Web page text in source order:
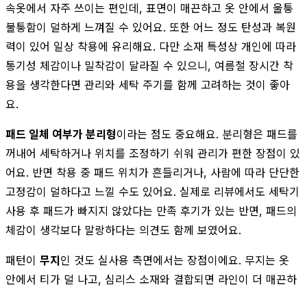
속옷에서 자주 쓰이는 편인데, 표면이 매끈하고 옷 안에서 울퉁
불퉁함이 덜하게 느껴질 수 있어요. 또한 어느 정도 탄성과 복원
력이 있어 일상 착용에 유리해요. 다만 소재 특성상 개인에 따라
통기성 체감이나 밀착감이 달라질 수 있으니, 여름철 장시간 착
용을 생각한다면 관리와 세탁 주기를 함께 고려하는 것이 좋아
요.
패드 일체 여부가 분리형이라는 점도 중요해요. 분리형은 패드를
꺼내어 세탁하거나 위치를 조정하기 쉬워 관리가 편한 장점이 있
어요. 반면 착용 중 패드 위치가 흔들리거나, 사람에 따라 단단한
고정감이 덜하다고 느낄 수도 있어요. 실제로 리뷰에서도 세탁기
사용 후 패드가 빠지지 않았다는 만족 후기가 있는 반면, 패드의
체감이 생각보다 말랑하다는 의견도 함께 보였어요.
패턴이 무지인 것도 실사용 측면에서는 장점이에요. 무지는 옷
안에서 티가 덜 나고, 심리스 소재와 결합되면 라인이 더 매끈하